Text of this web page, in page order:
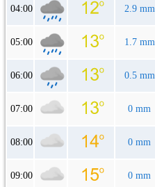
04:00 2.9 mm
05:00 1.7 mm
06:00 0.5 mm
07:00 0 mm
08:00 0 mm
09:00 0 mm